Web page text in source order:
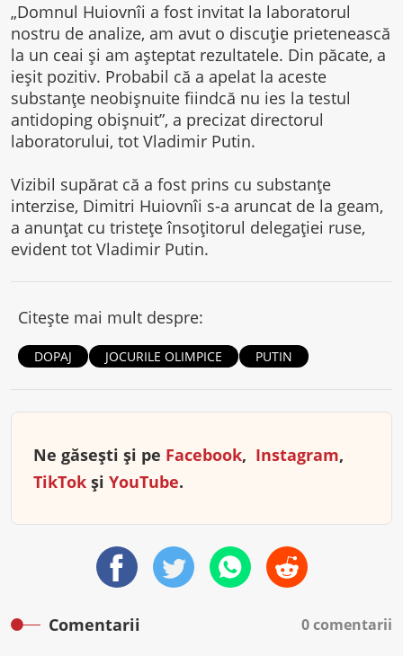
„Domnul Huiovnîi a fost invitat la laboratorul
nostru de analize, am avut o discuţie prietenească
la un ceai şi am aşteptat rezultatele. Din păcate, a
ieşit pozitiv. Probabil că a apelat la aceste
substanţe neobişnuite fiindcă nu ies la testul
antidoping obişnuit”, a precizat directorul
laboratorului, tot Vladimir Putin.
Vizibil supărat că a fost prins cu substanţe
interzise, Dimitri Huiovnîi s-a aruncat de la geam,
a anunţat cu tristeţe însoţitorul delegaţiei ruse,
evident tot Vladimir Putin.
Citește mai mult despre:
DOPAJ JOCURILE OLIMPICE PUTIN
Ne găsești și pe Facebook, Instagram,
TikTok și YouTube.
Comentarii 0 comentarii